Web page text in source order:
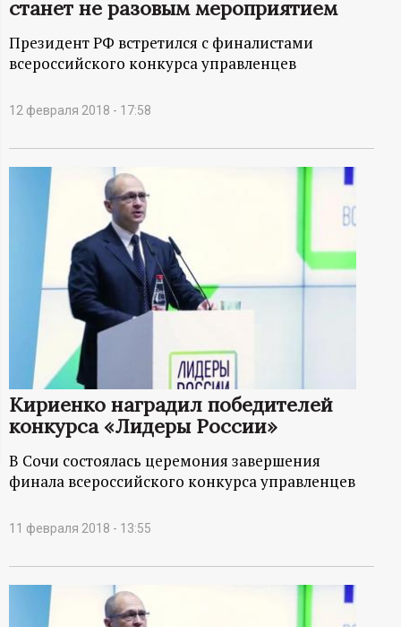
Д
А
м
а
ц
и
о
станет не разовым мероприятием
Президент РФ встретился с финалистами
всероссийского конкурса управленцев
12 февраля 2018 - 17:58
Кириенко наградил победителей
конкурса «Лидеры России»
В Сочи состоялась церемония завершения
финала всероссийского конкурса управленцев
11 февраля 2018 - 13:55